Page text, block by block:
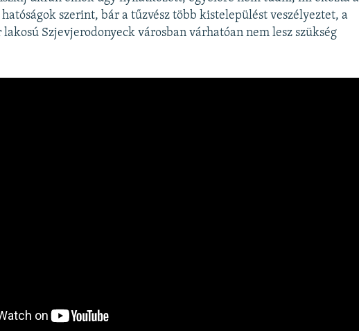
szerint, bár a tűzvész több kistelepülést veszélyeztet, a
Szjevjerodonyeck városban várhatóan nem lesz szükség